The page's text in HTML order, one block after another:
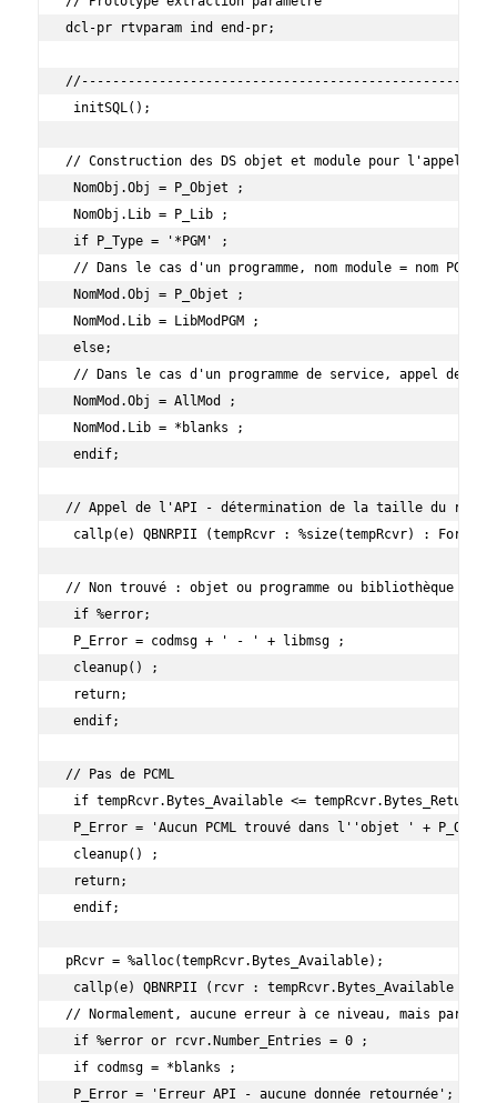
dcl-pr rtvparam ind end-pr;
initSQL();
// Construction des DS objet et module pour l'appel de
NomObj.Obj = P_Objet ;
NomObj.Lib = P_Lib ;
if P_Type = '*PGM' ;
// Dans le cas d'un programme, nom module = nom PGM et
NomMod.Obj = P_Objet ;
NomMod.Lib = LibModPGM ;
else;
// Dans le cas d'un programme de service, appel de
NomMod.Obj = AllMod ;
NomMod.Lib = *blanks ;
endif;
// Appel de l'API - détermination de la taille du retour
callp(e) QBNRPII (tempRcvr : %size(tempRcvr) :
// Non trouvé : objet ou programme ou bibliothèque
if %error;
P_Error = codmsg + ' - ' + libmsg ;
cleanup() ;
return;
endif;
// Pas de PCML
if tempRcvr.Bytes_Available <=
P_Error = 'Aucun PCML trouvé dans l''objet ' +
cleanup() ;
return;
endif;
pRcvr = %alloc(tempRcvr.Bytes_Available);
callp(e) QBNRPII (rcvr : tempRcvr.Bytes_Available :
// Normalement, aucune erreur à ce niveau, mais par
if %error or rcvr.Number_Entries = 0 ;
if codmsg = *blanks ;
P_Error = 'Erreur API - aucune donnée retournée';